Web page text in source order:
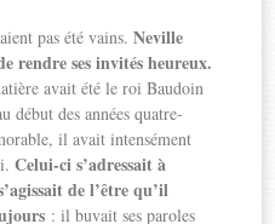
pas été vains.Neville
rendre ses invités heureux.
avait été le roi Baudoin
début des années quatre-
il avait intensément
Celui-ci s’adressait à
de l’être qu’il
: il buvait ses paroles